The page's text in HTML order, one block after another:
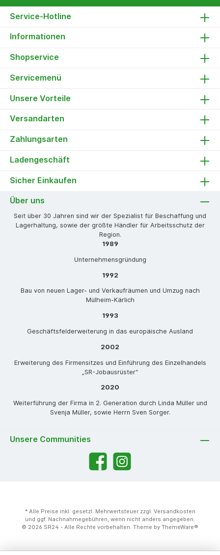
Service-Hotline
Informationen
Shopservice
Servicemenü
Unsere Vorteile
Versandarten
Zahlungsarten
Ladengeschäft
Sicher Einkaufen
Über uns
Seit über 30 Jahren sind wir der Spezialist für Beschaffung und
Lagerhaltung, sowie der größte Händler für Arbeitsschutz der
Region.
1989
Unternehmensgründung
1992
Bau von neuen Lager- und Verkaufräumen und Umzug nach
Mülheim-Kärlich
1993
Geschäftsfelderweiterung in das europäische Ausland
2002
Erweiterung des Firmensitzes und Einführung des Einzelhandels
„SR-Jobausrüster“
2020
Weiterführung der Firma in 2. Generation durch Linda Müller und
Svenja Müller, sowie Herrn Sven Sorger.
Unsere Communities
* Alle Preise inkl. gesetzl. Mehrwertsteuer zzgl. Versandkosten
und ggf. Nachnahmegebühren, wenn nicht anders angegeben.
© 2026 SR24 - Alle Rechte vorbehalten. Theme by ThemeWare®